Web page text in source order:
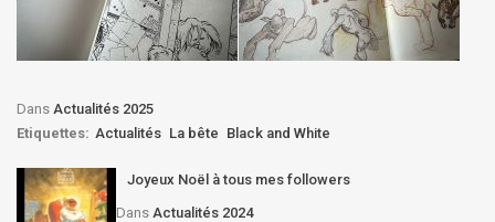
Dans Actualités 2025
Etiquettes: Actualités La bête Black and White
Joyeux Noël à tous mes followers
Dans Actualités 2024